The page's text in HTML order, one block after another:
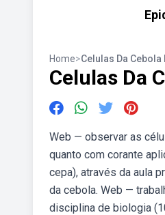
Home>Celulas Da
Celulas Da
Web — observar as
quanto com corante
cepa), através da aula
da cebola. Web —
disciplina de biologia